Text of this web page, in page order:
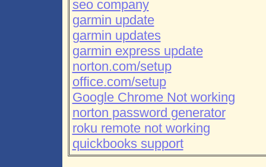
seo company
garmin update
garmin updates
garmin express update
norton.com/setup
office.com/setup
Google Chrome Not working
norton password generator
roku remote not working
quickbooks support